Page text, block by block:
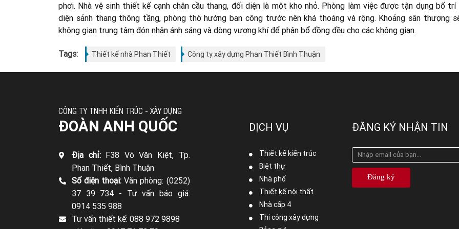
phơi. Nhà vệ sinh thiết kế cạnh chân cầu thang, đối diện là một kho nhỏ. Phòng làm việc được tận dụng bố trí
diện sảnh thang thông tầng, phòng thờ hướng ban công trước nên khá thoáng và rộng. Khoảng sân thượng
không gian trung tâm đón nhận ánh sáng và dòng vượng khí để phân bổ đồng đều cho các không gian.
Tags: Thiết kế nhà Phan Thiết Công ty xây dựng Phan Thiết Bình Thuận
CÔNG TY TNHH KIẾN TRÚC - XÂY DỰNG
ĐOÀN ANH QUỐC
Địa chỉ:F38 Võ Văn Kiệt, Tp.
Phan Thiết, Bình Thuận
Số điện thoại:Văn phòng: (0252)
37 39 734 - Tư vấn báo giá:
0914 535 988
Tư vấn thiết kế: 088 972 9898
DỊCH VỤ
Thiết kế kiến trúc
Biệt thự
Nhà phố
Thiết kế nội thất
Nhà cấp 4
Thi công xây dựng
ĐĂNG KÝ NHẬN TIN
Đăng ký